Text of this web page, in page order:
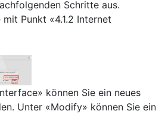
Schritte aus.
Punkt «4.1.2 Internet
können Sie ein neues
Unter «Modify» können Sie ein